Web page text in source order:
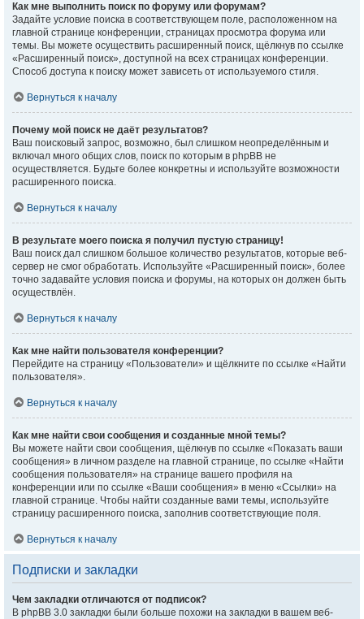
Как мне выполнить поиск по форуму или форумам?
Задайте условие поиска в соответствующем поле, расположенном на
главной странице конференции, страницах просмотра форума или
темы. Вы можете осуществить расширенный поиск, щёлкнув по ссылке
«Расширенный поиск», доступной на всех страницах конференции.
Способ доступа к поиску может зависеть от используемого стиля.
Вернуться к началу
Почему мой поиск не даёт результатов?
Ваш поисковый запрос, возможно, был слишком неопределённым и
включал много общих слов, поиск по которым в phpBB не
осуществляется. Будьте более конкретны и используйте возможности
расширенного поиска.
Вернуться к началу
В результате моего поиска я получил пустую страницу!
Ваш поиск дал слишком большое количество результатов, которые веб-
сервер не смог обработать. Используйте «Расширенный поиск», более
точно задавайте условия поиска и форумы, на которых он должен быть
осуществлён.
Вернуться к началу
Как мне найти пользователя конференции?
Перейдите на страницу «Пользователи» и щёлкните по ссылке «Найти
пользователя».
Вернуться к началу
Как мне найти свои сообщения и созданные мной темы?
Вы можете найти свои сообщения, щёлкнув по ссылке «Показать ваши
сообщения» в личном разделе на главной странице, по ссылке «Найти
сообщения пользователя» на странице вашего профиля на
конференции или по ссылке «Ваши сообщения» в меню «Ссылки» на
главной странице. Чтобы найти созданные вами темы, используйте
страницу расширенного поиска, заполнив соответствующие поля.
Вернуться к началу
Подписки и закладки
Чем закладки отличаются от подписок?
В phpBB 3.0 закладки были больше похожи на закладки в вашем веб-